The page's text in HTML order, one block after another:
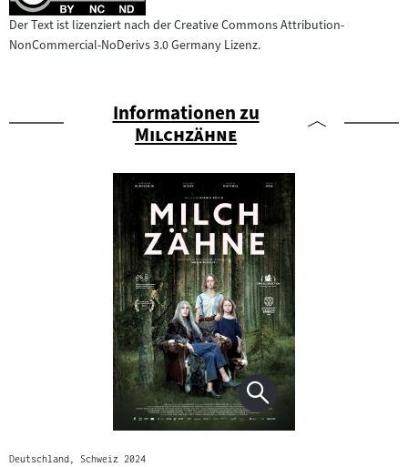
Der Text ist lizenziert nach der Creative Commons Attribution-
NonCommercial-NoDerivs 3.0 Germany Lizenz.
Informationen zu
"
Milchzähne"
Deutschland, Schweiz 2024